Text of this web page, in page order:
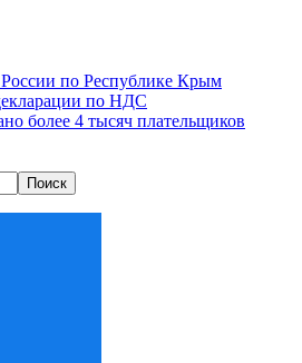
по Республике Крым
по НДС
более 4 тысяч плательщиков
Поиск